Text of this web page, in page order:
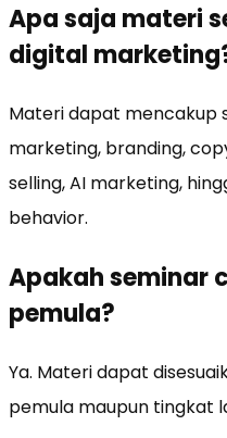
Apa saja materi
digital
Materi dapat mencakup
marketing, branding,
selling, AI marketing,
behavior.
Apakah seminar
pemula?
Ya. Materi dapat
pemula maupun tingkat